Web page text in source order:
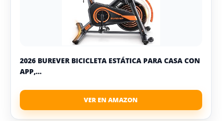
2026 BUREVER BICICLETA ESTÁTICA PARA CASA CON
APP,...